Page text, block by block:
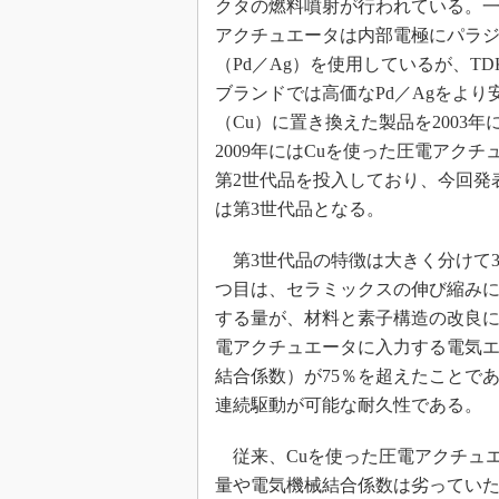
クタの燃料噴射が行われている。
アクチュエータは内部電極にパラ
（Pd／Ag）を使用しているが、
ブランドでは高価なPd／Agをより
（Cu）に置き換えた製品を2003年
2009年にはCuを使った圧電アクチ
第2世代品を投入しており、今回発
は第3世代品となる。
第3世代品の特徴は大きく分けて
つ目は、セラミックスの伸び縮み
する量が、材料と素子構造の改良
電アクチュエータに入力する電気
結合係数）が75％を超えたことで
連続駆動が可能な耐久性である。
従来、Cuを使った圧電アクチュ
量や電気機械結合係数は劣ってい